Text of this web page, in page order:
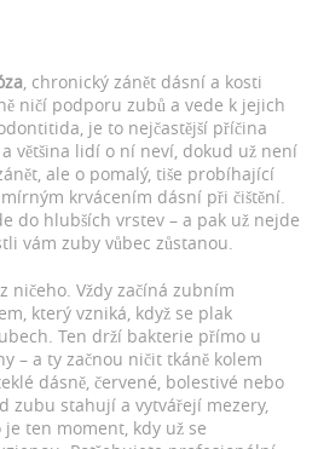
, chronický zánět dásní a kosti
ničí podporu zubů a vede k jejich
, je to nejčastější příčina
většina lidí o ní neví, dokud už není
ale o pomalý, tiše probíhající
krvácením dásní při čištění.
do hlubších vrstev – a pak už nejde
vám zuby vůbec zůstanou.
ničeho. Vždy začíná zubním
který vzniká, když se plak
. Ten drží bakterie přímo u
– a ty začnou ničit tkáně kolem
dásně, červené, bolestivé nebo
zubu stahují a vytvářejí mezery,
je ten moment, kdy už se